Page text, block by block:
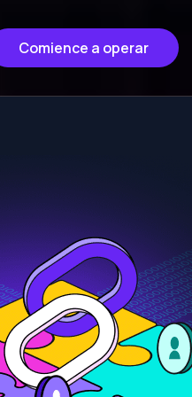
Comience a operar